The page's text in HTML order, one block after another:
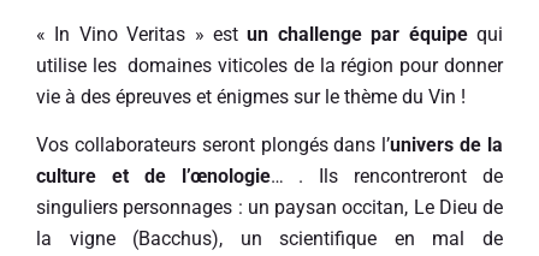
« In Vino Veritas » estun challenge par équipequi
utilise les domaines viticoles de la région pour donner
vie à des épreuves et énigmes sur le thème du Vin !
Vos collaborateurs seront plongés dans l’univers de la
culture et de l’œnologie… . Ils rencontreront de
singuliers personnages : un paysan occitan, Le Dieu de
la vigne (Bacchus), un scientifique en mal de